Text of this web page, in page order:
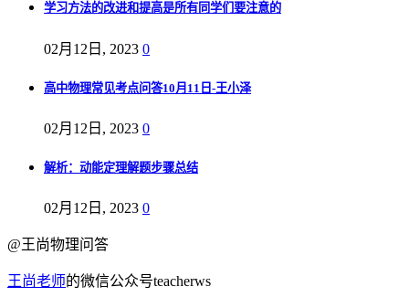
学习方法的改进和提高是所有同学们要注意的
02月12日, 2023 0
高中物理常见考点问答10月11日-王小泽
02月12日, 2023 0
解析：动能定理解题步骤总结
02月12日, 2023 0
@王尚物理问答
王尚老师的微信公众号teacherws